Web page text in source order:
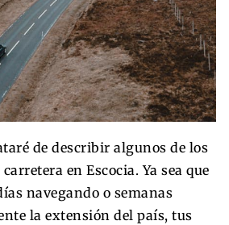
de describir algunos de los
en Escocia. Ya sea que
navegando o semanas
la extensión del país, tus